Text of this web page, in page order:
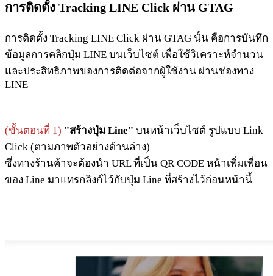
การติดตั้ง Tracking LINE Click ผ่าน GTAG
การติดตั้ง Tracking LINE Click ผ่าน GTAG นั้น คือการบันทึก
ข้อมูลการคลิกปุ่ม LINE บนเว็บไซต์ เพื่อใช้วิเคราะห์จำนวน
และประสิทธิภาพของการติดต่อจากผู้ใช้งาน ผ่านช่องทาง
LINE
(ขั้นตอนที่ 1) "สร้างปุ่ม Line" บนหน้าเว็บไซต์ รูปแบบ Link
Click (ตามภาพตัวอย่างด้านล่าง)
ซึ่งทางร้านค้าจะต้องนำ URL ที่เป็น QR CODE หน้าเพิ่มเพื่อน
ของ Line มาแทรกลิงก์ไว้กับปุ่ม Line ที่สร้างไว้ก่อนหน้านี้